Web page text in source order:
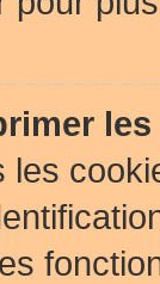
les
les